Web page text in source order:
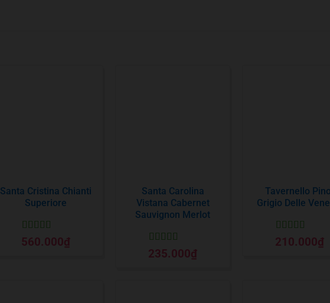
Santa Cristina Chianti
Superiore
Được xếp
hạng 55 sao
560.000₫
Santa Carolina
Vistana Cabernet
Sauvignon Merlot
Được xếp
hạng 55 sao
235.000₫
Tavernello
Grigio Delle
Được xếp
hạng 55 sao
210.000₫